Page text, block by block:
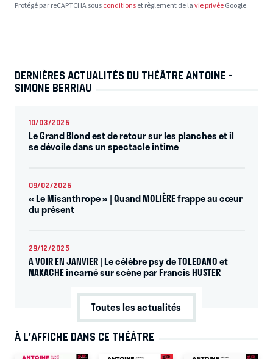
Protégé par reCAPTCHA sousconditionset règlement de lavie privéeGoogle.
DERNIÈRES ACTUALITÉS DU THÉÂTRE ANTOINE -
SIMONE BERRIAU
10/03/2026
Le Grand Blond est de retour sur les planches et il
se dévoile dans un spectacle intime
09/02/2026
« Le Misanthrope » | Quand MOLIÈRE frappe au cœur
du présent
29/12/2025
A VOIR EN JANVIER | Le célèbre psy de TOLEDANO et
NAKACHE incarné sur scène par Francis HUSTER
Toutes les actualités
À L’AFFICHE DANS CE THÉÂTRE